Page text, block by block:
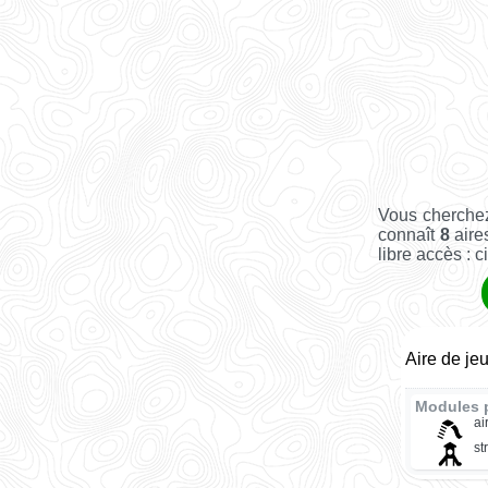
Vous
connaît 8
libre accès :
Aire de
Modules